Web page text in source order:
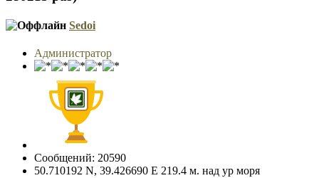
Sedoi
Администратор
Сообщений: 20590
50.710192 N, 39.426690 E 219.4 м. над ур моря